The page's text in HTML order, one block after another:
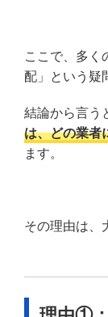
ここで、多く
配」という疑
結論から言う
は、どの業者
ます。
その理由は、